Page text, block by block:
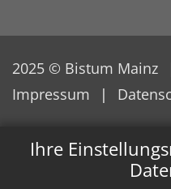
Ihre
2025 © Bistum Mainz
Impressum